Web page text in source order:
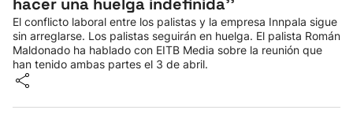
El conflicto laboral entre los palistas y la empresa Innpala sigue
sin arreglarse. Los palistas seguirán en huelga. El palista Román
Maldonado ha hablado con EITB Media sobre la reunión que
han tenido ambas partes el 3 de abril.